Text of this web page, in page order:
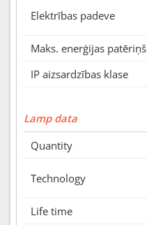
Elektrības padeve
Maks. enerģijas patēriņš
IP aizsardzības klase
Lamp data
Quantity
Technology
Life time